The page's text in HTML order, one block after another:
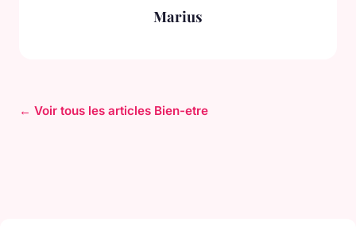
Marius
← Voir tous les articles Bien-etre